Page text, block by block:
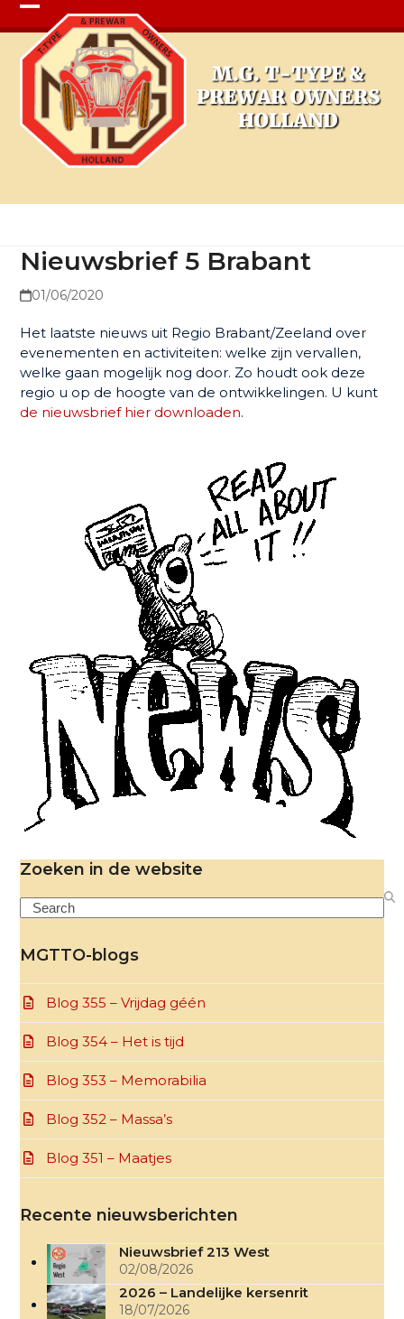
Open
mobile
menu
Close
mobile
menu
Nieuwsbrief 5 Brabant
01/06/2020
Het laatste nieuws uit Regio Brabant/Zeeland over
evenementen en activiteiten: welke zijn vervallen,
welke gaan mogelijk nog door. Zo houdt ook deze
regio u op de hoogte van de ontwikkelingen. U kunt
de nieuwsbrief hier downloaden.
Zoeken in de website
Search
MGTTO-blogs
Blog 355 – Vrijdag géén
Blog 354 – Het is tijd
Blog 353 – Memorabilia
Blog 352 – Massa’s
Blog 351 – Maatjes
Recente nieuwsberichten
Nieuwsbrief 213 West
02/08/2026
2026 – Landelijke kersenrit
18/07/2026